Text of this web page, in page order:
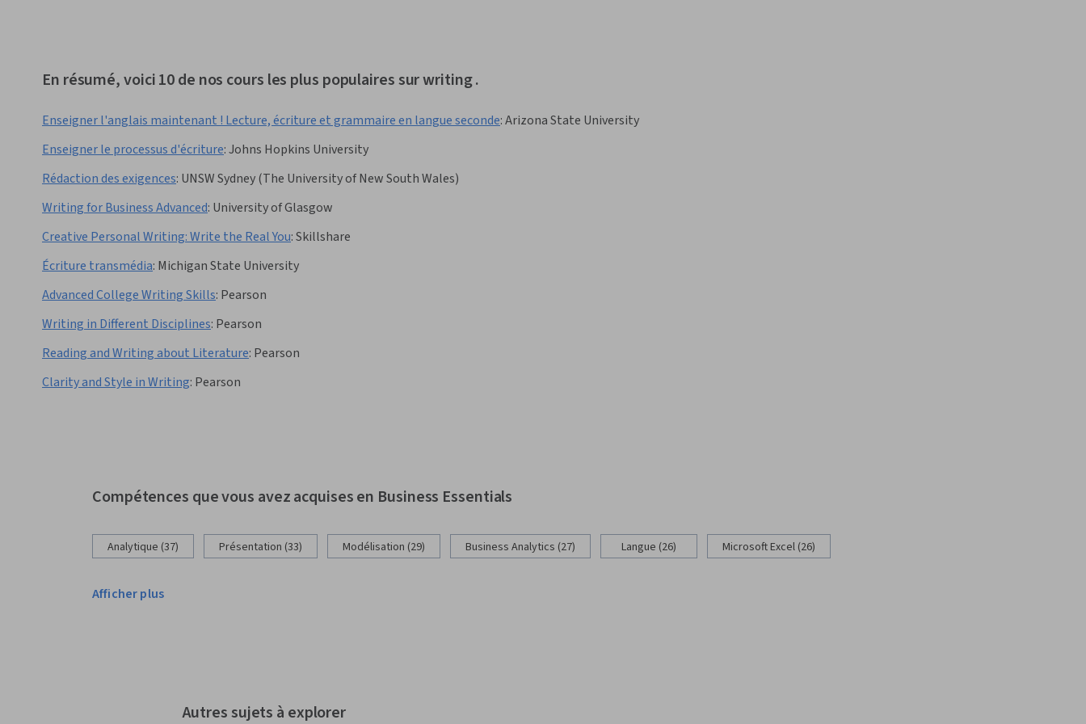
En résumé, voici 10 de nos cours les plus populaires sur writing .
Enseigner l'anglais maintenant ! Lecture, écriture et grammaire en langue seconde:Arizona State University
Enseigner le processus d'écriture:Johns Hopkins University
Rédaction des exigences: UNSW Sydney (The University of New South Wales)
Writing for Business Advanced: University of Glasgow
Creative Personal Writing: Write the Real You:Skillshare
Écriture transmédia: Michigan State University
Advanced College Writing Skills: Pearson
Writing in Different Disciplines: Pearson
Reading and Writing about Literature: Pearson
Clarity and Style in Writing: Pearson
Compétences que vous avez acquises en Business Essentials
Analytique (37) Présentation (33) Modélisation (29) Business Analytics (27) Langue (26) Microsoft Excel (26)
Afficher plus
Autres sujets à explorer